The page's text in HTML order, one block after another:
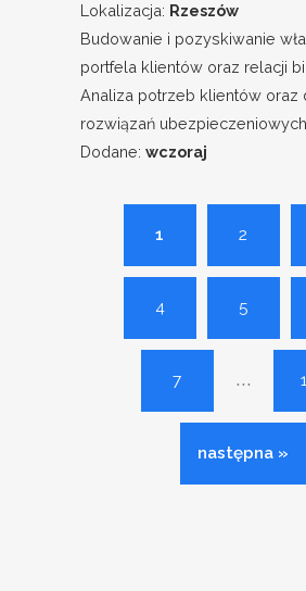
Lokalizacja: Rzeszów
Budowanie i pozyskiwanie
portfela klientów oraz relacji
Analiza potrzeb klientów oraz
rozwiązań
Dodane: wczoraj
1 2
4 5
7 ...
następna »